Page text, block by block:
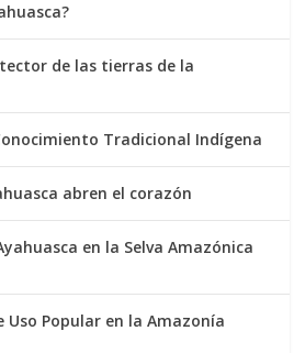
de las tierras de la
Tradicional Indígena
abren el corazón
en la Selva Amazónica
Uso Popular en la Amazonía